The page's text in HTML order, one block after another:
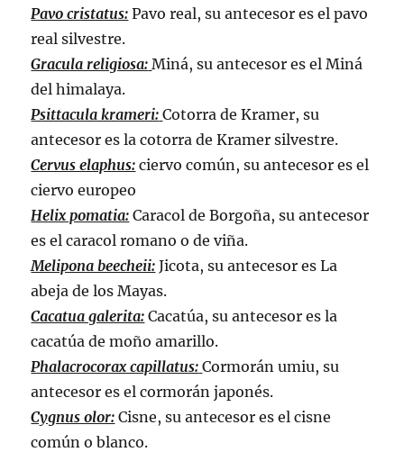
Pavo cristatus: Pavo real, su antecesor es el pavo
real silvestre.
Gracula religiosa: Miná, su antecesor es el Miná
del himalaya.
Psittacula krameri: Cotorra de Kramer, su
antecesor es la cotorra de Kramer silvestre.
Cervus elaphus: ciervo común, su antecesor es el
ciervo europeo
Helix pomatia: Caracol de Borgoña, su antecesor
es el caracol romano o de viña.
Melipona beecheii: Jicota, su antecesor es La
abeja de los Mayas.
Cacatua galerita: Cacatúa, su antecesor es la
cacatúa de moño amarillo.
Phalacrocorax capillatus: Cormorán umiu, su
antecesor es el cormorán japonés.
Cygnus olor: Cisne, su antecesor es el cisne
común o blanco.